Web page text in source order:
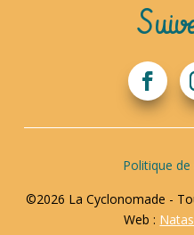
Politique
©2026 La Cyclonomade -
Web :